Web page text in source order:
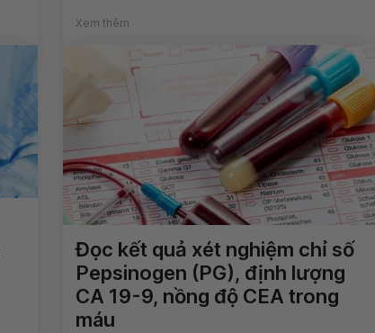
Xem thêm
Đọc kết quả xét nghiệm chỉ số
Pepsinogen (PG), định lượng
CA 19-9, nồng độ CEA trong
máu